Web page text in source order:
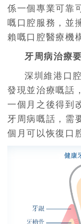
係一個專業可靠
嘅口腔服務，並
賴嘅口腔醫療機
牙周病治療
深圳維港口
發現並治療嘅話
一個月之後得到
牙周病嘅話，需
個月可以恢復口